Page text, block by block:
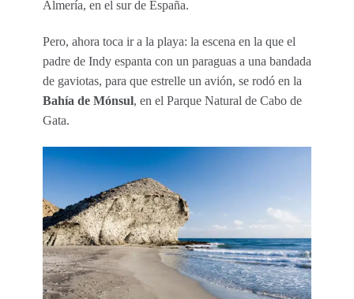
Almería, en el sur de España.
Pero, ahora toca ir a la playa: la escena en la que el
padre de Indy espanta con un paraguas a una bandada
de gaviotas, para que estrelle un avión, se rodó en la
Bahía de Mónsul, en el Parque Natural de Cabo de
Gata.